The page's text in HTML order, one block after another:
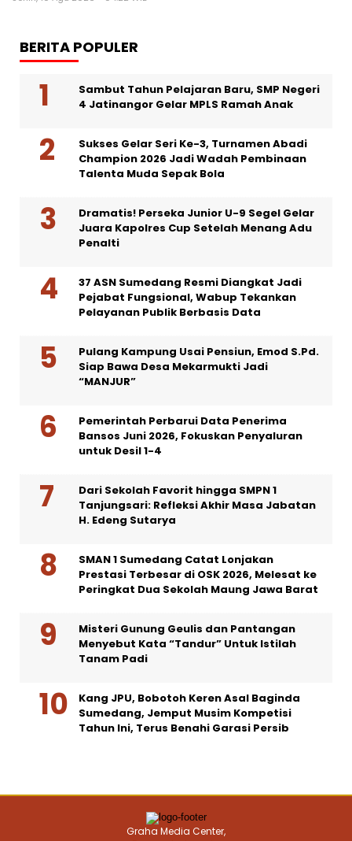
BERITA POPULER
Sambut Tahun Pelajaran Baru, SMP Negeri
4 Jatinangor Gelar MPLS Ramah Anak
Sukses Gelar Seri Ke-3, Turnamen Abadi
Champion 2026 Jadi Wadah Pembinaan
Talenta Muda Sepak Bola
Dramatis! Perseka Junior U-9 Segel Gelar
Juara Kapolres Cup Setelah Menang Adu
Penalti
37 ASN Sumedang Resmi Diangkat Jadi
Pejabat Fungsional, Wabup Tekankan
Pelayanan Publik Berbasis Data
Pulang Kampung Usai Pensiun, Emod S.Pd.
Siap Bawa Desa Mekarmukti Jadi
“MANJUR”
Pemerintah Perbarui Data Penerima
Bansos Juni 2026, Fokuskan Penyaluran
untuk Desil 1-4
Dari Sekolah Favorit hingga SMPN 1
Tanjungsari: Refleksi Akhir Masa Jabatan
H. Edeng Sutarya
SMAN 1 Sumedang Catat Lonjakan
Prestasi Terbesar di OSK 2026, Melesat ke
Peringkat Dua Sekolah Maung Jawa Barat
Misteri Gunung Geulis dan Pantangan
Menyebut Kata “Tandur” Untuk Istilah
Tanam Padi
Kang JPU, Bobotoh Keren Asal Baginda
Sumedang, Jemput Musim Kompetisi
Tahun Ini, Terus Benahi Garasi Persib
Graha Media Center,